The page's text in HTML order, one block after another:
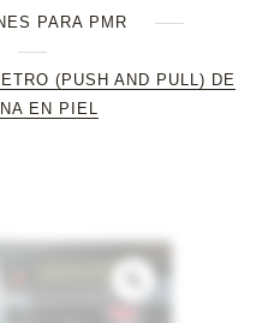
PARA PMR
(PUSH AND PULL) DE
EN PIEL